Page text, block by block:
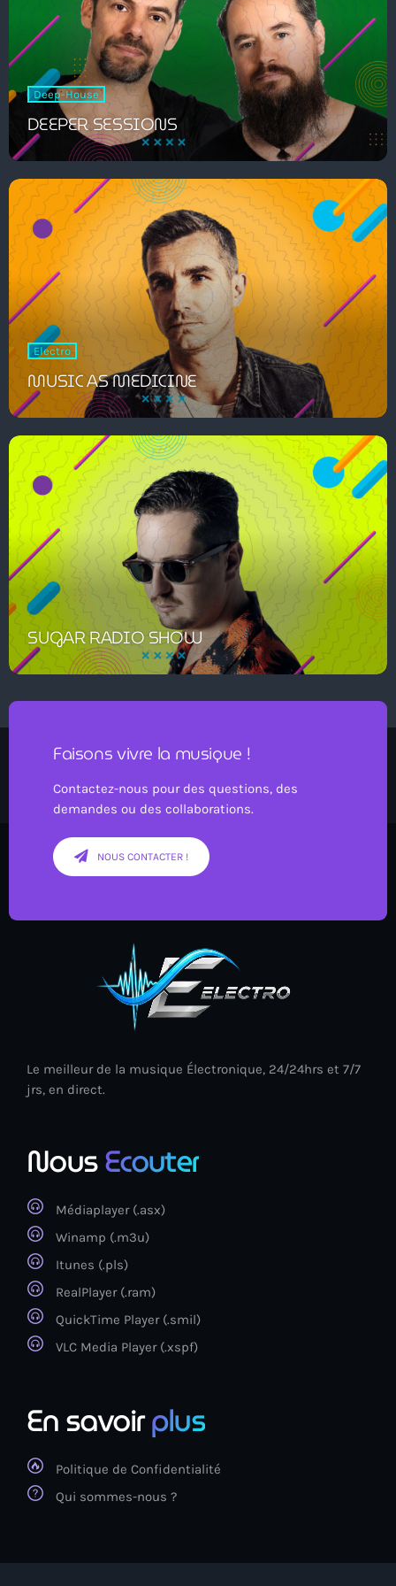
Deep-House
DEEPER SESSIONS
Electro
MUSIC AS MEDICINE
SUGAR RADIO SHOW
Faisons vivre la musique !
Contactez-nous pour des questions, des
demandes ou des collaborations.
NOUS CONTACTER !
Le meilleur de la musique Électronique, 24/24hrs et 7/7
jrs, en direct.
NousEcouter
Médiaplayer (.asx)
Winamp (.m3u)
Itunes (.pls)
RealPlayer (.ram)
QuickTime Player (.smil)
VLC Media Player (.xspf)
En savoirplus
Politique de Confidentialité
Qui sommes-nous ?